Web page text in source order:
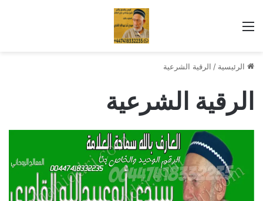
القائمة
الرئيسية / الرقية الشرعية
الرقية الشرعية